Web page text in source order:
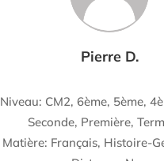
Pierre D.
Niveau: CM2, 6ème, 5ème,
Seconde, Première,
Matière: Français, Histoire-